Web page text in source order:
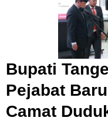
Bupati
Pejabat
Camat